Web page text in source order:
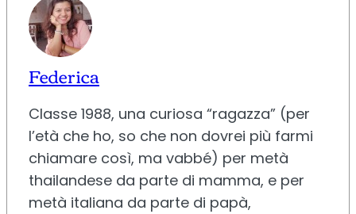
Federica
Classe 1988, una curiosa “ragazza” (per
l’età che ho, so che non dovrei più farmi
chiamare così, ma vabbé) per metà
thailandese da parte di mamma, e per
metà italiana da parte di papà,